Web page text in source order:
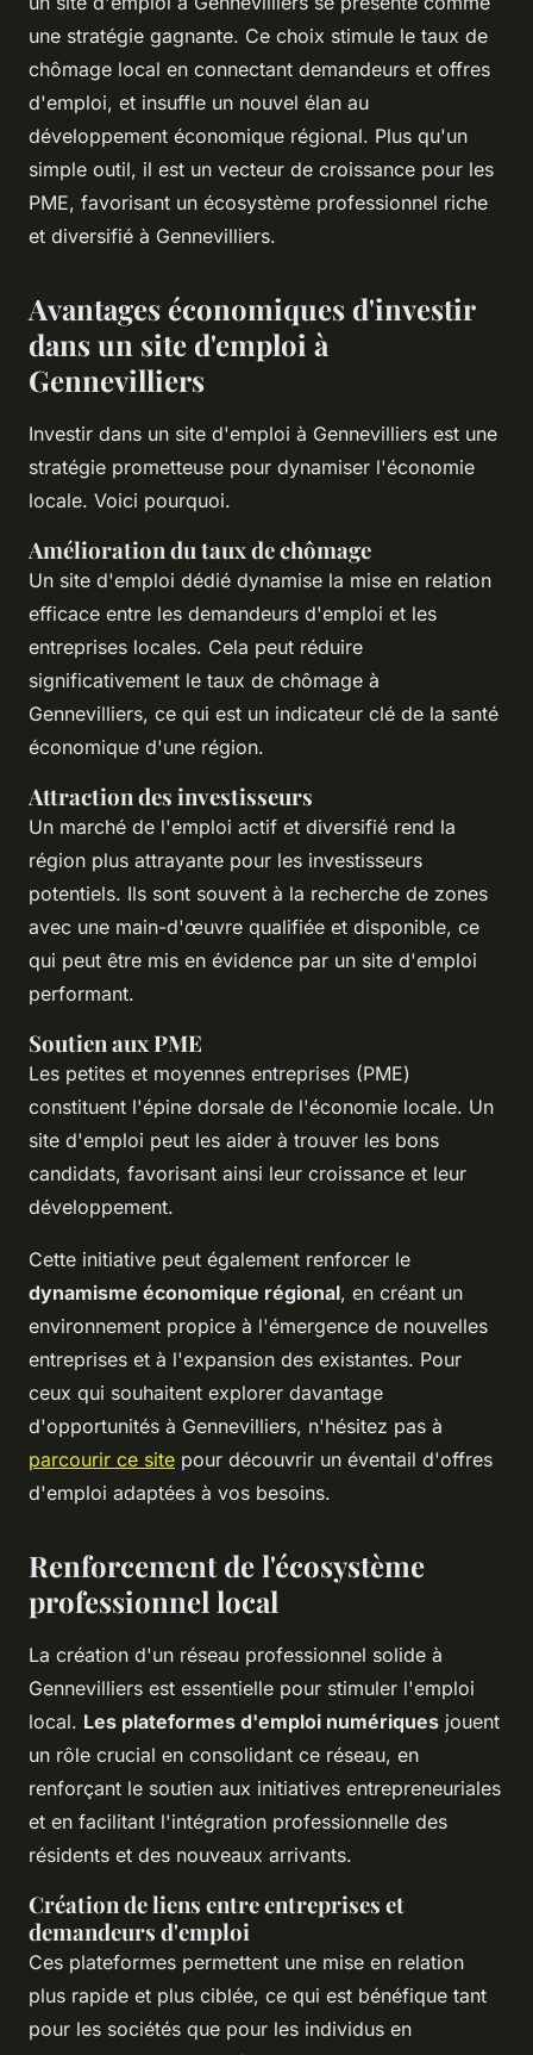
une stratégie gagnante. Ce choix stimule le taux de
chômage local en connectant demandeurs et offres
d'emploi, et insuffle un nouvel élan au
développement économique régional. Plus qu'un
simple outil, il est un vecteur de croissance pour les
PME, favorisant un écosystème professionnel riche
et diversifié à Gennevilliers.
Avantages économiques d'investir
dans un site d'emploi à
Gennevilliers
Investir dans un site d'emploi à Gennevilliers est une
stratégie prometteuse pour dynamiser l'économie
locale. Voici pourquoi.
Amélioration du taux de chômage
Un site d'emploi dédié dynamise la mise en relation
efficace entre les demandeurs d'emploi et les
entreprises locales. Cela peut réduire
significativement le taux de chômage à
Gennevilliers, ce qui est un indicateur clé de la santé
économique d'une région.
Attraction des investisseurs
Un marché de l'emploi actif et diversifié rend la
région plus attrayante pour les investisseurs
potentiels. Ils sont souvent à la recherche de zones
avec une main-d'œuvre qualifiée et disponible, ce
qui peut être mis en évidence par un site d'emploi
performant.
Soutien aux PME
Les petites et moyennes entreprises (PME)
constituent l'épine dorsale de l'économie locale. Un
site d'emploi peut les aider à trouver les bons
candidats, favorisant ainsi leur croissance et leur
développement.
Cette initiative peut également renforcer le
dynamisme économique régional, en créant un
environnement propice à l'émergence de nouvelles
entreprises et à l'expansion des existantes. Pour
ceux qui souhaitent explorer davantage
d'opportunités à Gennevilliers, n'hésitez pas à
parcourir ce site pour découvrir un éventail d'offres
d'emploi adaptées à vos besoins.
Renforcement de l'écosystème
professionnel local
La création d'un réseau professionnel solide à
Gennevilliers est essentielle pour stimuler l'emploi
local. Les plateformes d'emploi numériques jouent
un rôle crucial en consolidant ce réseau, en
renforçant le soutien aux initiatives entrepreneuriales
et en facilitant l'intégration professionnelle des
résidents et des nouveaux arrivants.
Création de liens entre entreprises et
demandeurs d'emploi
Ces plateformes permettent une mise en relation
plus rapide et plus ciblée, ce qui est bénéfique tant
pour les sociétés que pour les individus en